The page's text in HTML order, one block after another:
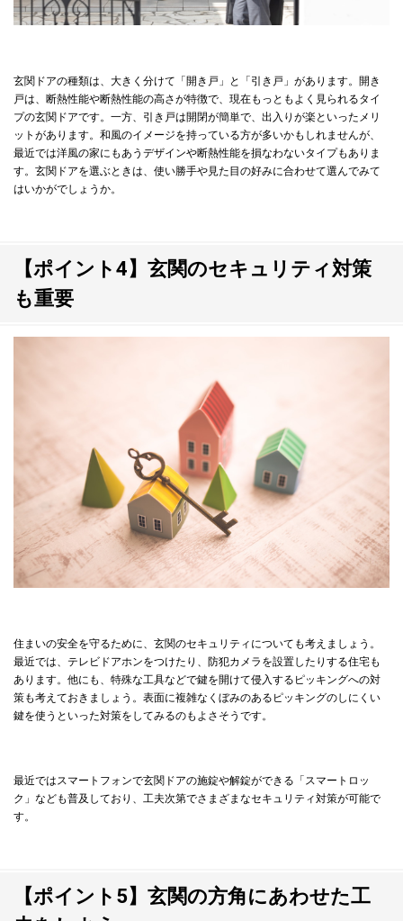
玄関ドアの種類は、大きく分けて「開き戸」と「引き戸」があります。開き
戸は、断熱性能や断熱性能の高さが特徴で、現在もっともよく見られるタイ
プの玄関ドアです。一方、引き戸は開閉が簡単で、出入りが楽といったメリ
ットがあります。和風のイメージを持っている方が多いかもしれませんが、
最近では洋風の家にもあうデザインや断熱性能を損なわないタイプもありま
す。玄関ドアを選ぶときは、使い勝手や見た目の好みに合わせて選んでみて
はいかがでしょうか。
【ポイント4】玄関のセキュリティ対策
も重要
住まいの安全を守るために、玄関のセキュリティについても考えましょう。
最近では、テレビドアホンをつけたり、防犯カメラを設置したりする住宅も
あります。他にも、特殊な工具などで鍵を開けて侵入するピッキングへの対
策も考えておきましょう。表面に複雑なくぼみのあるピッキングのしにくい
鍵を使うといった対策をしてみるのもよさそうです。
最近ではスマートフォンで玄関ドアの施錠や解錠ができる「スマートロッ
ク」なども普及しており、工夫次第でさまざまなセキュリティ対策が可能で
す。
【ポイント5】玄関の方角にあわせた工